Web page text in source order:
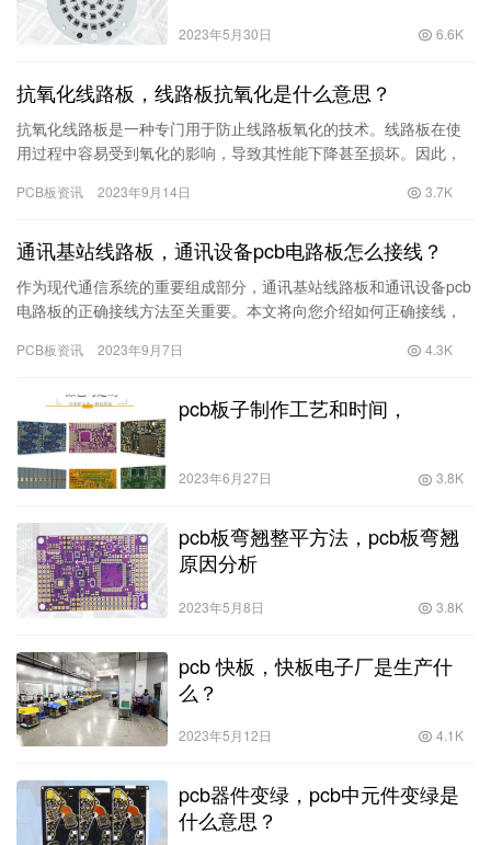
2023年5月30日 6.6K
抗氧化线路板，线路板抗氧化是什么意思？
抗氧化线路板是一种专门用于防止线路板氧化的技术。线路板在使
用过程中容易受到氧化的影响，导致其性能下降甚至损坏。因此，
和可靠…
PCB板资讯 2023年9月14日 3.7K
通讯基站线路板，通讯设备pcb电路板怎么接线？
作为现代通信系统的重要组成部分，通讯基站线路板和通讯设备pcb
电路板的正确接线方法至关重要。本文将向您介绍如何正确接线，
确…
PCB板资讯 2023年9月7日 4.3K
pcb板子制作工艺和时间，
2023年6月27日 3.8K
pcb板弯翘整平方法，pcb板弯翘
原因分析
2023年5月8日 3.8K
pcb 快板，快板电子厂是生产什
么？
2023年5月12日 4.1K
pcb器件变绿，pcb中元件变绿是
什么意思？